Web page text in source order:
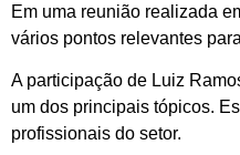
Em uma reunião realizada
vários pontos relevantes
A participação de Luiz
um dos principais tópicos.
profissionais do setor.